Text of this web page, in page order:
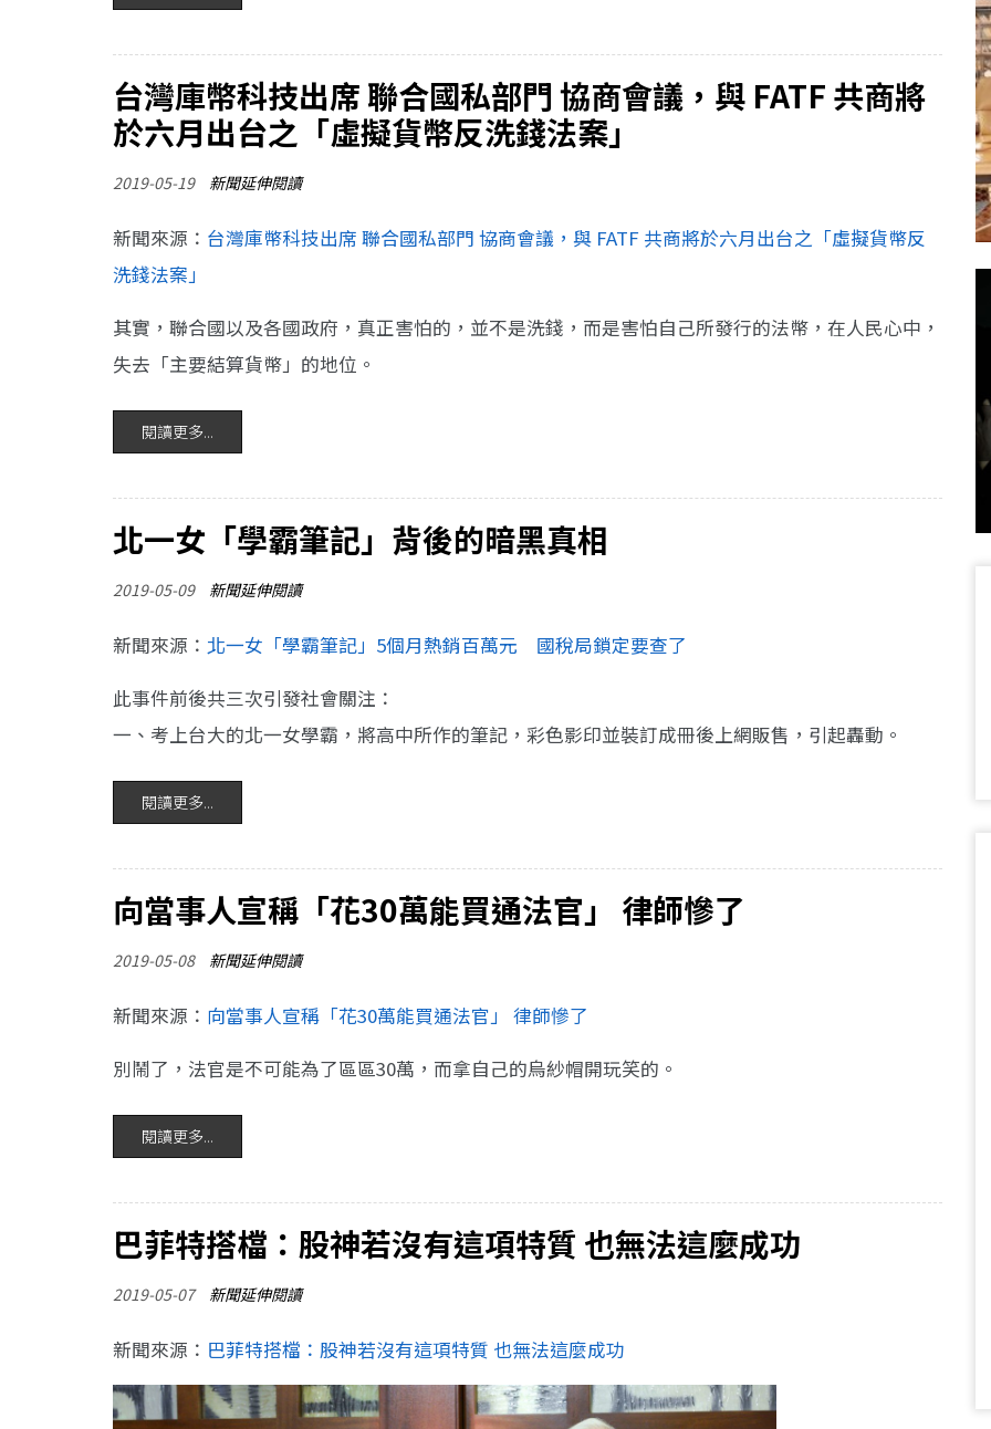
台灣庫幣科技出席 聯合國私部門 協商會議，與 FATF 共商將
於六月出台之「虛擬貨幣反洗錢法案」
2019-05-19 新聞延伸閱讀
新聞來源： 台灣庫幣科技出席 聯合國私部門 協商會議，與 FATF 共商將於六月出台之「虛擬貨幣反
洗錢法案」
其實，聯合國以及各國政府，真正害怕的，並不是洗錢，而是害怕自己所發行的法幣，在人民心中，
失去「主要結算貨幣」的地位。
閱讀更多...
北一女「學霸筆記」背後的暗黑真相
2019-05-09 新聞延伸閱讀
新聞來源： 北一女「學霸筆記」5個月熱銷百萬元 國稅局鎖定要查了
此事件前後共三次引發社會關注：
一、考上台大的北一女學霸，將高中所作的筆記，彩色影印並裝訂成冊後上網販售，引起轟動。
閱讀更多...
向當事人宣稱「花30萬能買通法官」 律師慘了
2019-05-08 新聞延伸閱讀
新聞來源： 向當事人宣稱「花30萬能買通法官」 律師慘了
別鬧了，法官是不可能為了區區30萬，而拿自己的烏紗帽開玩笑的。
閱讀更多...
巴菲特搭檔：股神若沒有這項特質 也無法這麼成功
2019-05-07 新聞延伸閱讀
新聞來源： 巴菲特搭檔：股神若沒有這項特質 也無法這麼成功